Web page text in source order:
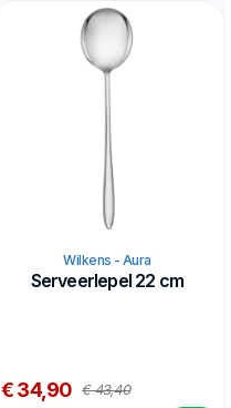
Wilkens - Aura
Serveerlepel 22 cm
€ 34,90 € 43,40